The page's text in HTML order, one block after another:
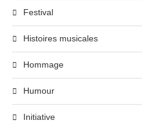
Festival
Histoires musicales
Hommage
Humour
Initiative